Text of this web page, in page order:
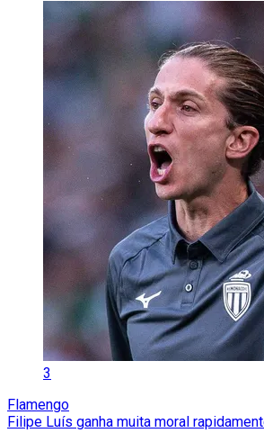
3
Flamengo
Filipe Luís ganha muita moral